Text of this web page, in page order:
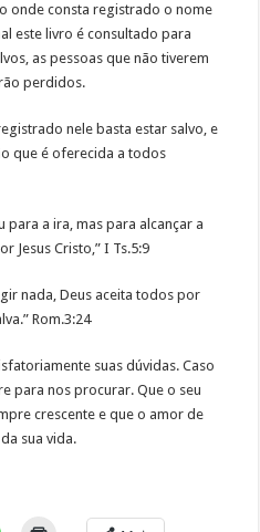
onde consta registrado o nome
este livro é consultado para
as pessoas que não tiverem
perdidos.
nele basta estar salvo, e
que é oferecida a todos
para a ira, mas para alcançar a
Jesus Cristo,” I Ts.5:9
nada, Deus aceita todos por
Rom.3:24
suas dúvidas. Caso
para nos procurar. Que o seu
crescente e que o amor de
sua vida.